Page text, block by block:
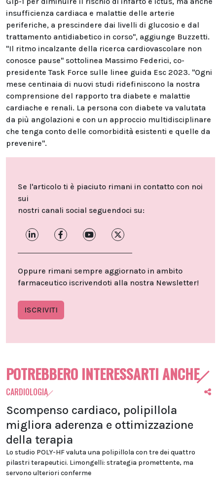
insufficienza cardiaca e malattie delle arterie
periferiche, a prescindere dai livelli di glucosio e dal
trattamento antidiabetico in corso", aggiunge Buzzetti.
"Il ritmo incalzante della ricerca cardiovascolare non
conosce pause" sottolinea Massimo Federici, co-
presidente Task Force sulle linee guida Esc 2023. "Ogni
mese centinaia di nuovi studi ridefiniscono la nostra
comprensione del rapporto tra diabete e malattie
cardiache e renali. La persona con diabete va valutata
da più angolazioni e con un approccio multidisciplinare
che tenga conto delle comorbidità esistenti e quelle da
prevenire".
Se l'articolo ti è piaciuto rimani in contatto con noi
sui
nostri canali social seguendoci su:
Oppure rimani sempre aggiornato in ambito
farmaceutico iscrivendoti alla nostra Newsletter!
ISCRIVITI
POTREBBERO INTERESSARTI ANCHE
CARDIOLOGIA
Scompenso cardiaco, polipillola
migliora aderenza e ottimizzazione
della terapia
Lo studio POLY-HF valuta una polipillola con tre dei quattro
pilastri terapeutici. Limongelli: strategia promettente, ma
servono ulteriori conferme